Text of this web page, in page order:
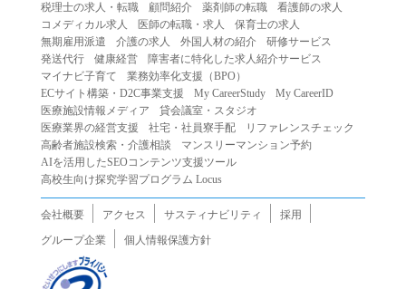
（６）営利を目的とした行為
（７）政治・選挙・宗教活動またはそれらに類する行為
（８）本サービスの運営を妨害する行為
（９）法令違反、犯罪行為、または公序良俗に反する行為
（１０）暴力的な要求行為、または法的な責任を超えた不
当な要求行為
（１１）その他当社が不適切であると判断する行為
２.当社は、前項の定めに該当する行為を行った利用者に対
の提供を停止または中断することができるものとします。
第５条（免責）
１.当社は、本サービスの利用（これらに伴う当社または第
三者の情報提供行為等を含みます）により、利用者に生じ
税理士の求人・転職
顧問紹介 薬剤師の転職
看護師の求人
コメディカル求人
医師の転職・求人
保育士の求人
無期雇用派遣
介護の求人 外国人材の紹介
研修サービス
発送代行
健康経営
障害者に特化した求人紹介サービス
マイナビ子育て
業務効率化支援（BPO）
ECサイト構築・D2C事業支援
My CareerStudy
My CareerID
医療施設情報メディア
貸会議室・スタジオ
医療業界の経営支援
社宅・社員寮手配
リファレンスチェック
高齢者施設検索・介護相談
マンスリーマンション予約
AIを活用したSEOコンテンツ支援ツール
高校生向け探究学習プログラム Locus
会社概要 アクセス サスティナビリティ
採用
グループ企業
個人情報保護方針